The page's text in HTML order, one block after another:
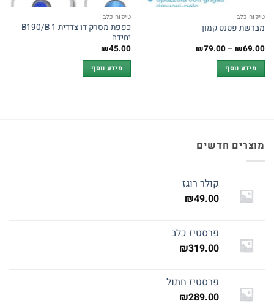
טיפוח כלב
מברשת פטנט קמון
₪69.00
–
₪79.00 טווח
מידע נוסף
טיפוח כלב
כפפת מסרק דו צדדית B190/B 1
יחידה
₪45.00
מידע נוסף
מוצרים חדשים
קולר רוגז
₪49.00
פרסטיז כלב
₪319.00
פרסטיז חתול
₪289.00